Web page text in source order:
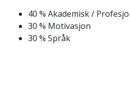
40 % Akademisk /
30 % Motivasjon
30 % Språk